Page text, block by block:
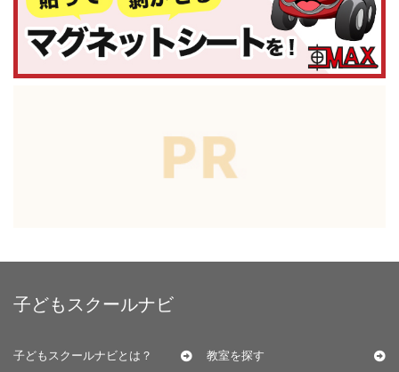
子どもスクールナビ
子どもスクールナビとは？ 教室を探す